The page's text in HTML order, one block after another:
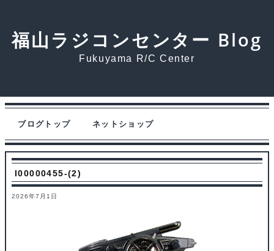
福山ラジコンセンター Blog
Fukuyama R/C Center
ブログトップ ネットショップ
I00000455-(2)
2026年7月1日